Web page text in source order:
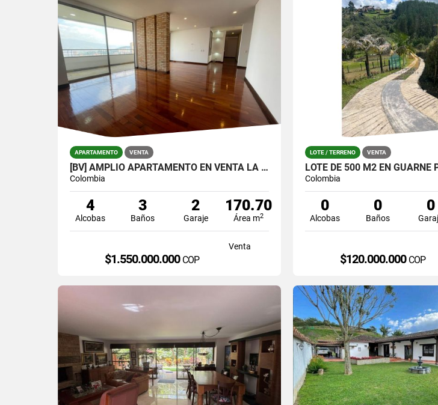
APARTAMENTO VENTA
[BV] AMPLIO APARTAMENTO EN VENTA LA CALERA, POBLADO, MEDELLÍN
Colombia
4
Alcobas
3
Baños
2
Garaje
170.70
Área m2
Venta
$1.550.000.000 COP
LOTE / TERRENO VENTA
Colombia
0
Alcobas
0
Baños
0
$120.000.000 COP